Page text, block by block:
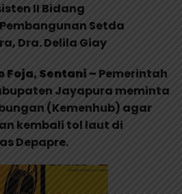
II Bidang
Setda
Dra. Delila Giay
Foja, Sentani – Pemerintah
Jayapura meminta
(Kemenhub) agar
kembali tol laut di
Depapre.